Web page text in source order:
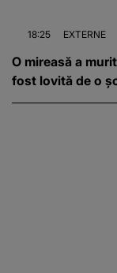
18:25 EXTERNE
O mireasă a
fost lovită de o